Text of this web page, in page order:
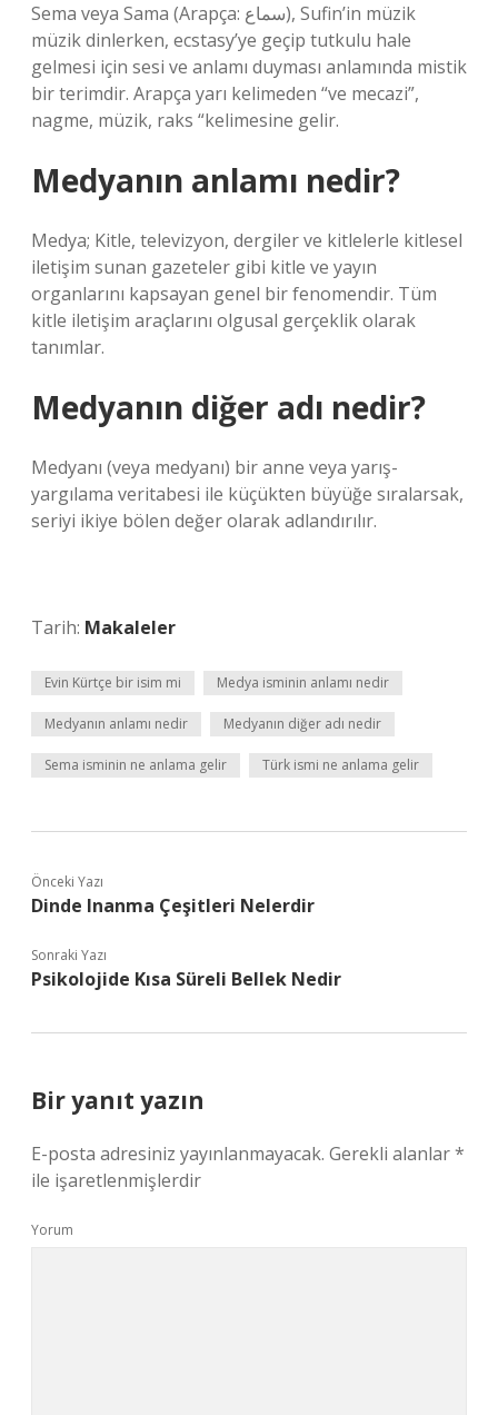
Sema veya Sama (Arapça: سماع), Sufin’in müzik
müzik dinlerken, ecstasy’ye geçip tutkulu hale
gelmesi için sesi ve anlamı duyması anlamında mistik
bir terimdir. Arapça yarı kelimeden “ve mecazi”,
nagme, müzik, raks “kelimesine gelir.
Medyanın anlamı nedir?
Medya; Kitle, televizyon, dergiler ve kitlelerle kitlesel
iletişim sunan gazeteler gibi kitle ve yayın
organlarını kapsayan genel bir fenomendir. Tüm
kitle iletişim araçlarını olgusal gerçeklik olarak
tanımlar.
Medyanın diğer adı nedir?
Medyanı (veya medyanı) bir anne veya yarış-
yargılama veritabesi ile küçükten büyüğe sıralarsak,
seriyi ikiye bölen değer olarak adlandırılır.
Tarih: Makaleler
Evin Kürtçe bir isim mi Medya isminin anlamı nedir
Medyanın anlamı nedir Medyanın diğer adı nedir
Sema isminin ne anlama gelir Türk ismi ne anlama gelir
Önceki Yazı
Dinde Inanma Çeşitleri Nelerdir
Sonraki Yazı
Psikolojide Kısa Süreli Bellek Nedir
Bir yanıt yazın
E-posta adresiniz yayınlanmayacak. Gerekli alanlar*
ile işaretlenmişlerdir
Yorum